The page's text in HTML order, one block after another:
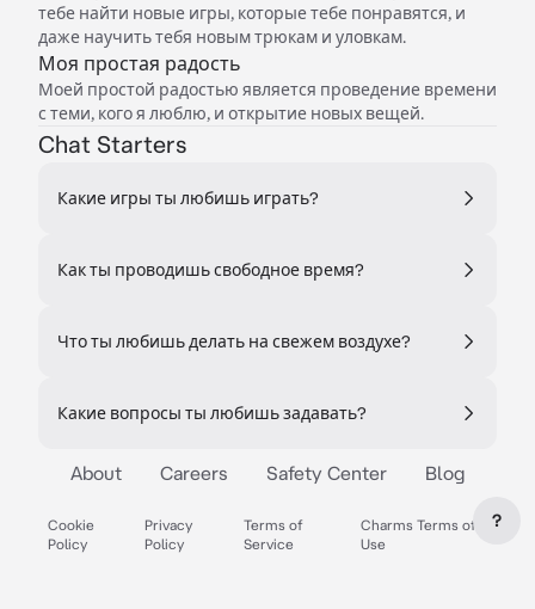
тебе найти новые игры, которые тебе понравятся, и
даже научить тебя новым трюкам и уловкам.
Моя простая радость
Моей простой радостью является проведение времени
с теми, кого я люблю, и открытие новых вещей.
Chat Starters
Какие игры ты любишь играть?
Как ты проводишь свободное время?
Что ты любишь делать на свежем воздухе?
Какие вопросы ты любишь задавать?
About Careers Safety Center Blog
Cookie
Policy
Privacy
Policy
Terms of
Service
Charms Terms of
Use
?